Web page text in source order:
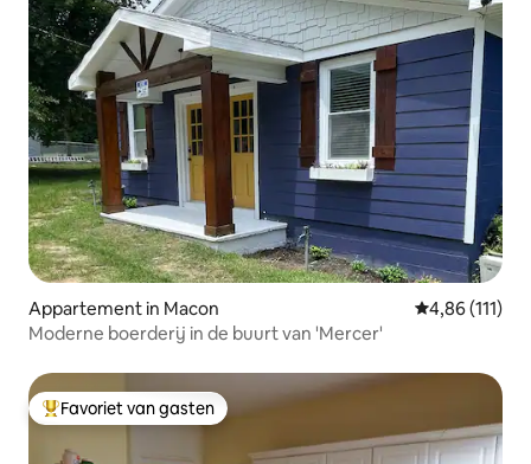
Appartement in Macon Gemiddelde
4,86 (111)
Moderne boerderij in de buurt van 'Mercer'
Topfavoriet van gasten
Favoriet van gasten